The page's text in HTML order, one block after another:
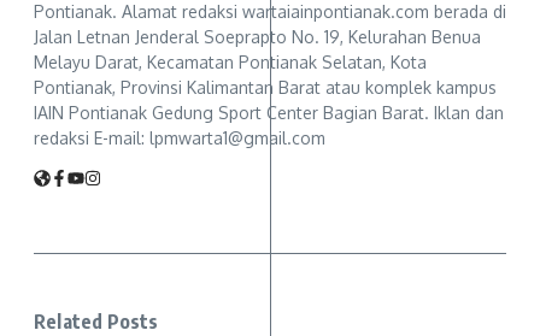
Pontianak. Alamat redaksi wartaiainpontianak.com berada di
Jalan Letnan Jenderal Soeprapto No. 19, Kelurahan Benua
Melayu Darat, Kecamatan Pontianak Selatan, Kota
Pontianak, Provinsi Kalimantan Barat atau komplek kampus
IAIN Pontianak Gedung Sport Center Bagian Barat. Iklan dan
redaksi E-mail: lpmwarta1@gmail.com
Related Posts